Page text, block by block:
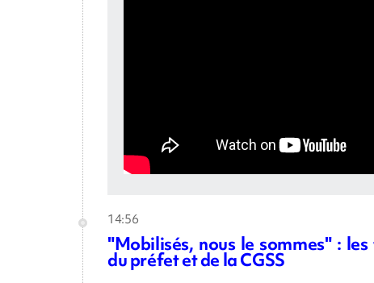
14:56
"Mobilisés, nous le sommes" :
du préfet et de la CGSS